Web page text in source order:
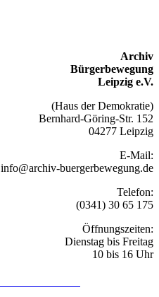
Archiv
Bürgerbewegung
Leipzig e.V.
(Haus der Demokratie)
Bernhard-Göring-Str. 152
04277 Leipzig
E-Mail:
info@archiv-buergerbewegung.de
Telefon:
(0341) 30 65 175
Öffnungszeiten:
Dienstag bis Freitag
10 bis 16 Uhr